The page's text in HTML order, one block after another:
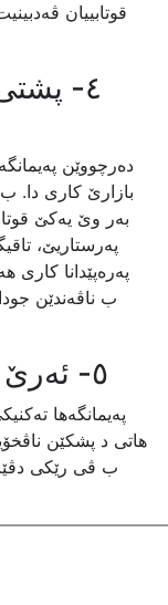
قوتابییان
٤-
دەرچووێن
بازارێ کاری دا.
بەر وێ یەکێ
پەرستاریێ،
پەرەپێدانا
ب ناڤەندێن
٥- ئەرێ پەیمانگەهێ بەشێن ناڤخۆیی بۆ قوتابیان دابین دکەت؟
پەیمانگەها
هاتی د پشکێن
ب ڤی رێکی دڤێت